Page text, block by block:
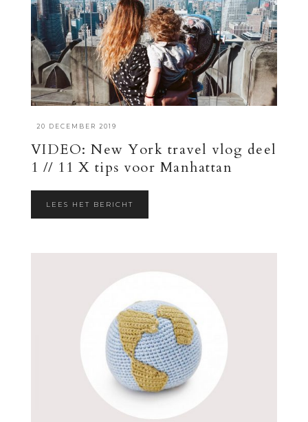
20 DECEMBER 2019
VIDEO: New York travel vlog deel
1 // 11 X tips voor Manhattan
LEES HET BERICHT